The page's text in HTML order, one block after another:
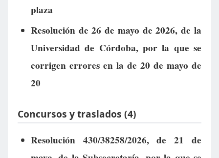
plaza
Resolución de 26 de mayo de 2026, de la
Universidad de Córdoba, por la que se
corrigen errores en la de 20 de mayo de
20
Concursos y traslados (4)
Resolución 430/38258/2026, de 21 de